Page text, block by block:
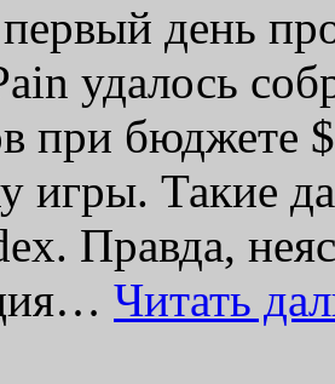
первый день
удалось
при бюджете
игры. Такие
Правда,
Читать